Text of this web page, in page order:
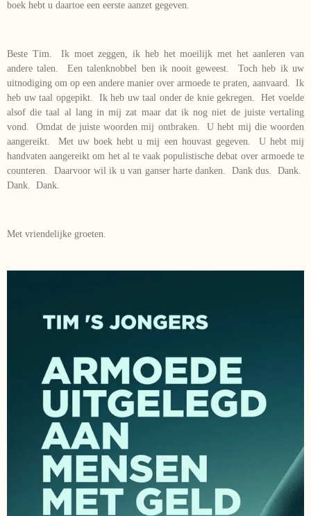
boek hebt u daartoe een eerste aanzet gegeven.
Beste Tim. Ik moet zeggen, ik heb het moeilijk met het aanleren van
andere talen. Een talenknobbel ben ik nooit geweest. Toch heb ik uw
uitnodiging om op een andere manier over armoede te praten, aanvaard. Ik
heb uw taal opgepikt. Ik heb uw taal onder de knie gekregen. Het voelde
alsof die taal al lang in mij zat maar dat ik nog niet de juiste vertaling
vond. Omdat de juiste woorden mij ontbraken. U hebt mij die woorden
aangereikt. Met uw boek hebt u mij een houvast gegeven. U hebt mij
handvaten aangereikt om het al te vaak populistische debat over armoede te
counteren. Daarvoor wil ik u van ganser harte danken. Dank dus. Dank.
Dank. Dank.
Met vriendelijke groeten.